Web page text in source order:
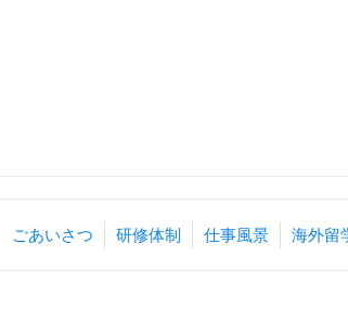
ごあいさつ 研修体制 仕事風景 海外留